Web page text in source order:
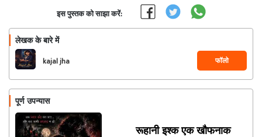
इस पुस्तक को साझा करें:
लेखक के बारे में
kajal jha फॉलो
पूर्ण उपन्यास
रूहानी इश्क एक खौफनाक